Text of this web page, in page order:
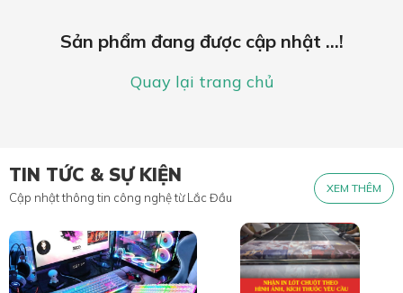
Sản phẩm đang được cập nhật ...!
Quay lại trang chủ
TIN TỨC & SỰ KIỆN
Cập nhật thông tin công nghệ từ Lắc Đầu
XEM THÊM